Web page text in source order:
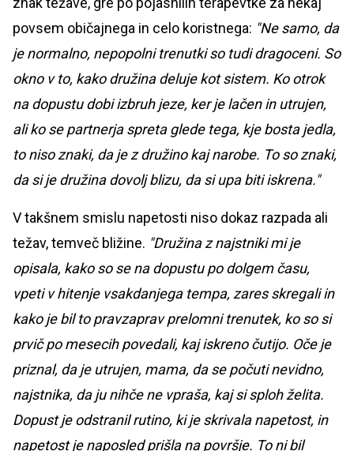
povsem običajnega in celo koristnega: "Ne samo, da
je normalno, nepopolni trenutki so tudi dragoceni. So
okno v to, kako družina deluje kot sistem. Ko otrok
na dopustu dobi izbruh jeze, ker je lačen in utrujen,
ali ko se partnerja spreta glede tega, kje bosta jedla,
to niso znaki, da je z družino kaj narobe. To so znaki,
da si je družina dovolj blizu, da si upa biti iskrena."
V takšnem smislu napetosti niso dokaz razpada ali
težav, temveč bližine. "Družina z najstniki mi je
opisala, kako so se na dopustu po dolgem času,
vpeti v hitenje vsakdanjega tempa, zares skregali in
kako je bil to pravzaprav prelomni trenutek, ko so si
prvič po mesecih povedali, kaj iskreno čutijo. Oče je
priznal, da je utrujen, mama, da se počuti nevidno,
najstnika, da ju nihče ne vpraša, kaj si sploh želita.
Dopust je odstranil rutino, ki je skrivala napetost, in
napetost je naposled prišla na površje. To ni bil